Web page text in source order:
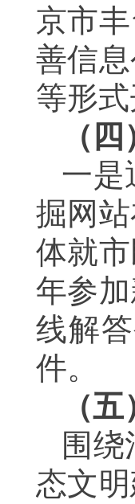
京市
善信
等形
（
一是
掘网
体就
年参
线解
件。
（
围
态文